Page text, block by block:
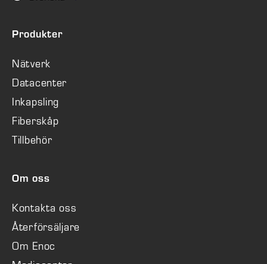
Produkter
Nätverk
Datacenter
Inkapsling
Fiberskåp
Tillbehör
Om oss
Kontakta oss
Återförsäljare
Om Enoc